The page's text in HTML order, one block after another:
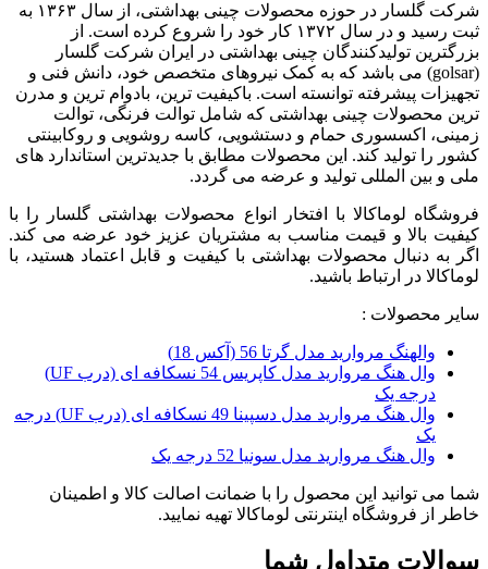
شرکت گلسار در حوزه محصولات چینی بهداشتی، از سال ۱۳۶۳ به
ثبت رسید و در سال ۱۳۷۲ کار خود را شروع کرده است. از
بزرگترین تولیدکنندگان چینی بهداشتی در ایران شرکت گلسار
(golsar) می باشد که به کمک نیروهای متخصص خود، دانش فنی و
تجهیزات پیشرفته توانسته است. باکیفیت ترین، بادوام ترین و مدرن
ترین محصولات چینی بهداشتی که شامل توالت فرنگی، توالت
زمینی، اکسسوری حمام و دستشویی، کاسه روشویی و روکابینتی
کشور را تولید کند. این محصولات مطابق با جدیدترین استاندارد های
ملی و بین المللی تولید و عرضه می گردد.
فروشگاه لوماکالا با افتخار انواع محصولات بهداشتی گلسار را با
کیفیت بالا و قیمت مناسب به مشتریان عزیز خود عرضه می کند.
اگر به دنبال محصولات بهداشتی با کیفیت و قابل اعتماد هستید، با
لوماکالا در ارتباط باشید.
سایر محصولات :
والهنگ مروارید مدل گرتا 56 (آکس 18)
وال هنگ مروارید مدل کاپریس 54 نسکافه ای (درب UF)
درجه یک
وال هنگ مروارید مدل دسپینا 49 نسکافه ای (درب UF) درجه
یک
وال هنگ مروارید مدل سونیا 52 درجه یک
شما می توانید این محصول را با ضمانت اصالت کالا و اطمینان
خاطر از فروشگاه اینترنتی لوماکالا تهیه نمایید.
سوالات متداول شما